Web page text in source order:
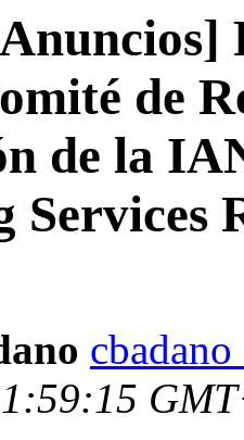
de
de la
Services